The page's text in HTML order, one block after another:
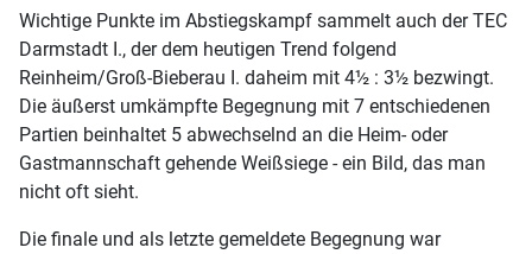
Wichtige Punkte im Abstiegskampf sammelt auch der TEC
Darmstadt I., der dem heutigen Trend folgend
Reinheim/Groß-Bieberau I. daheim mit 4½ : 3½ bezwingt.
Die äußerst umkämpfte Begegnung mit 7 entschiedenen
Partien beinhaltet 5 abwechselnd an die Heim- oder
Gastmannschaft gehende Weißsiege - ein Bild, das man
nicht oft sieht.
Die finale und als letzte gemeldete Begegnung war